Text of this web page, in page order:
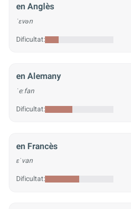
en Anglès
ˈɛvən
Dificultat:
en Alemany
ˈeːfan
Dificultat:
en Francès
ɛˈvan
Dificultat: